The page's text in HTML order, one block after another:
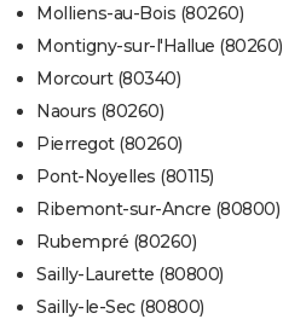
Molliens-au-Bois (80260)
Montigny-sur-l'Hallue (80260)
Morcourt (80340)
Naours (80260)
Pierregot (80260)
Pont-Noyelles (80115)
Ribemont-sur-Ancre (80800)
Rubempré (80260)
Sailly-Laurette (80800)
Sailly-le-Sec (80800)